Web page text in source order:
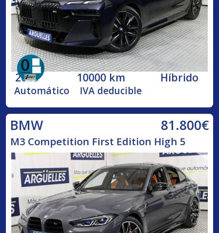
2023 10000 km Híbrido
Automático IVA deducible
BMW 81.800€
M3 Competition First Edition High 5